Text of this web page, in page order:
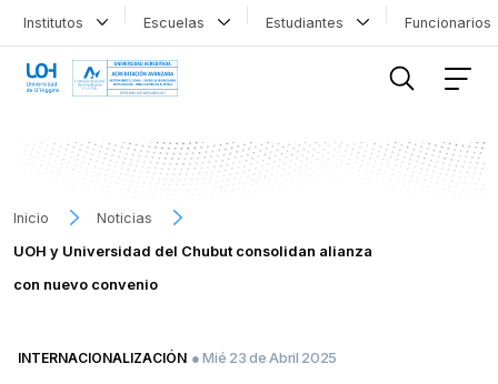
Institutos Escuelas Estudiantes
Inicio
Noticias
UOH y Universidad del Chubut consolidan alianza
con nuevo convenio
INTERNACIONALIZACIÓN ● Mié 23 de Abril 2025